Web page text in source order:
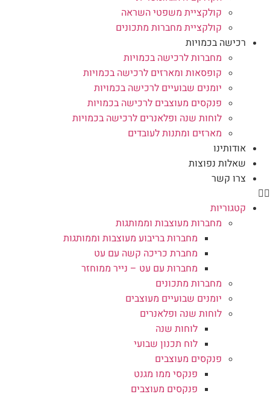
קולקציית משפטי השראה
קולקציית מחברות מתכונים
רכישה בכמויות
מחברות לרכישה בכמויות
קופסאות ומארזים לרכישה בכמויות
יומנים שבועיים לרכישה בכמויות
פנקסים מעוצבים לרכישה בכמויות
לוחות שנה ופלאנרים לרכישה בכמויות
מארזים ומתנות לעובדים
אודותינו
שאלות נפוצות
צרו קשר
קטגוריות
מחברות מעוצבות וממותגות
מחברות בריבוע מעוצבות וממותגות
מחברת כריכה קשה עם עט
מחברות עם עט – נייר ממוחזר
מחברות מתכונים
יומנים שבועיים מעוצבים
לוחות שנה ופלאנרים
לוחות שנה
לוח תכנון שבועי
פנקסים מעוצבים
פנקסי ממו מגנט
פנקסים מעוצבים